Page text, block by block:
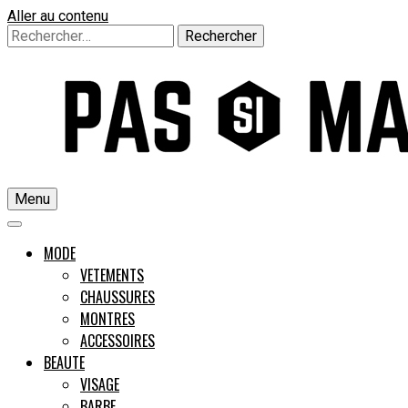
Aller au contenu
Rechercher :
Pas si
Un guide pour l'homme moderne
Menu
MODE
VETEMENTS
CHAUSSURES
MONTRES
ACCESSOIRES
BEAUTE
VISAGE